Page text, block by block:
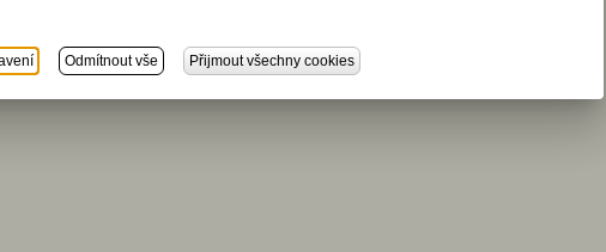
Odmítnout vše Přijmout všechny cookies